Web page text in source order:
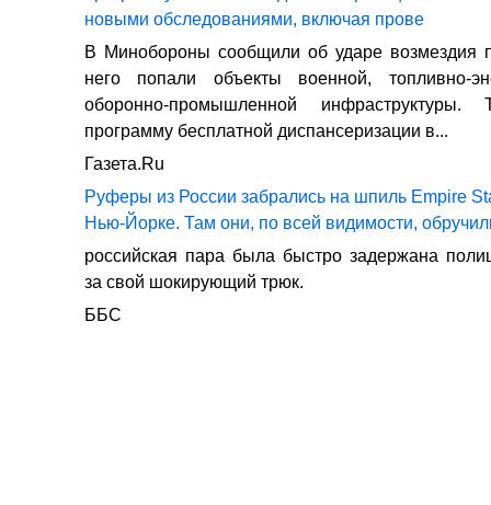
новыми обследованиями, включая прове
В Минобороны сообщили об ударе возмездия
него попали объекты военной, топливно-
оборонно-промышленной
программу бесплатной диспансеризации в...
Газета.Ru
Руферы из России забрались на шпиль Empire
Нью-Йорке. Там они, по всей видимости,
российская пара была быстро задержана
за свой шокирующий трюк.
ББС